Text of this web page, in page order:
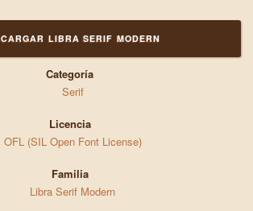
LIBRA SERIF MODERN
Categoría
Serif
Licencia
OFL (SIL Open Font License)
Familia
Libra Serif Modern